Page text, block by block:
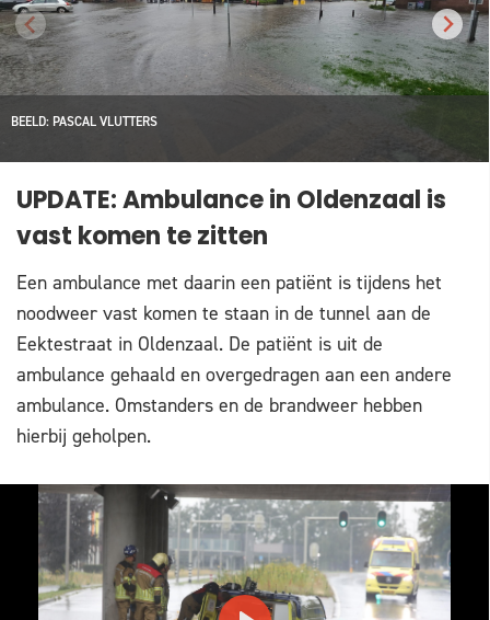
BEELD: PASCAL VLUTTERS
UPDATE: Ambulance in Oldenzaal is
vast komen te zitten
Een ambulance met daarin een patiënt is tijdens het
noodweer vast komen te staan in de tunnel aan de
Eektestraat in Oldenzaal. De patiënt is uit de
ambulance gehaald en overgedragen aan een andere
ambulance. Omstanders en de brandweer hebben
hierbij geholpen.